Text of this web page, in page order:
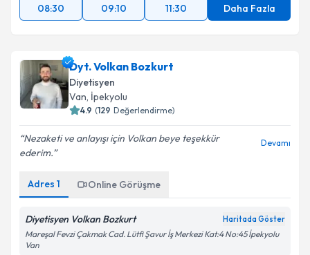
08:30
09:10 11:30 Daha Fazla
Dyt. Volkan Bozkurt
Diyetisyen
Van, İpekyolu
4.9 (129 Değerlendirme)
Nezaketi ve anlayışı için Volkan beye teşekkür
ederim.
Devamı
Adres 1 Online Görüşme
Diyetisyen Volkan Bozkurt Haritada Göster
Mareşal Fevzi Çakmak Cad. Lütfi Şavur İş Merkezi Kat:4 No:45 İpekyolu
Van